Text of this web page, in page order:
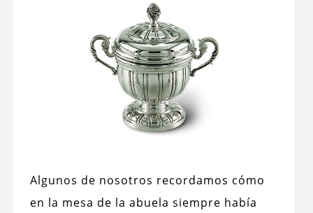
Algunos de nosotros recordamos cómo
en la mesa de la abuela siempre había